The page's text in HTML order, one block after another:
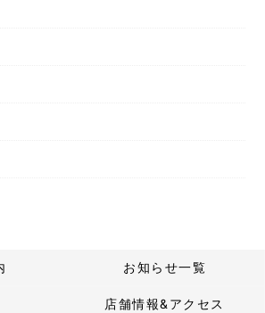
お知らせ一覧
店舗情報&アクセス